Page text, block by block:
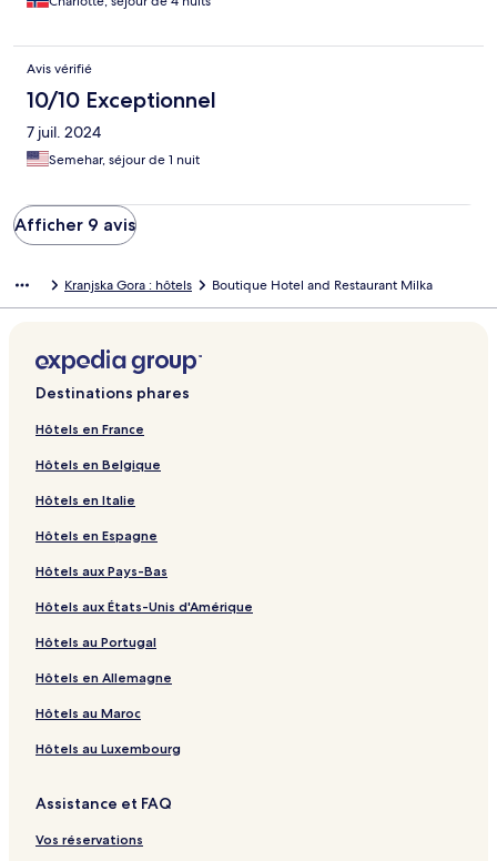
Avis vérifié
10/10 Exceptionnel
7 juil. 2024
Semehar, séjour de 1 nuit
Afficher 9 avis
Kranjska Gora : hôtels Boutique Hotel and Restaurant Milka
Destinations phares
Hôtels en France
Hôtels en Belgique
Hôtels en Italie
Hôtels en Espagne
Hôtels aux Pays-Bas
Hôtels aux États-Unis d'Amérique
Hôtels au Portugal
Hôtels en Allemagne
Hôtels au Maroc
Hôtels au Luxembourg
Assistance et FAQ
Vos réservations